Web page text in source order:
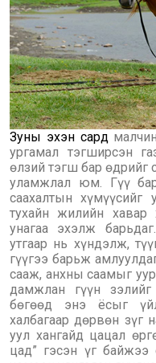
Зуны эхэн сардмалчин
ургамал тэгширсэн
өлзий тэгш бар өдрийг
уламжлал юм. Гүү
саахалтын хүмүүсийг
тухайн жилийн хавар
унагаа эхэлж
утгаар нь хүндэлж,
гүүгээ барьж
сааж, анхны саамыг
дамжлан гүүн
бөгөөд энэ ёсыг
халбагаар дөрвөн зүг
уул хангайд цацал
цад” гэсэн үг